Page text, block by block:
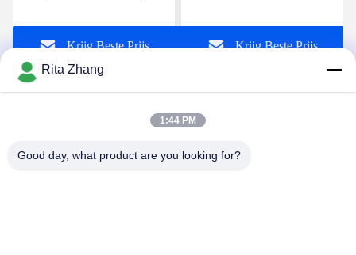
voedselverpakkingen
Krijg Beste Prijs
Krijg Beste Prijs
GUANGDONG SHANAN TECHNOLOGY
Rita Zhang
1:44 PM
Good day, what product are you looking for?